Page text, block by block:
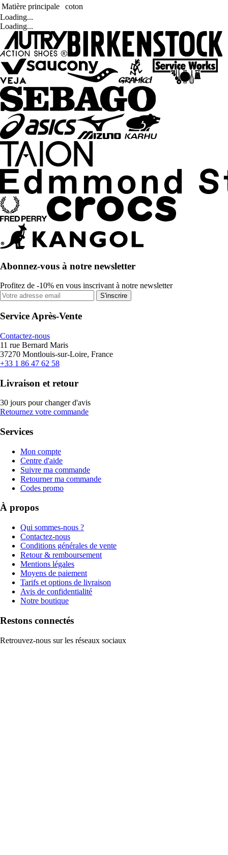
Matière principale
coton
Loading...
Loading...
Abonnez-vous à notre newsletter
Profitez de -10% en vous inscrivant à notre newsletter
S'inscrire
Service Après-Vente
Contactez-nous
11 rue Bernard Maris
37270 Montlouis-sur-Loire, France
+33 1 86 47 62 58
Livraison et retour
30 jours pour changer d'avis
Retournez votre commande
Services
Mon compte
Centre d'aide
Suivre ma commande
Retourner ma commande
Codes promo
À propos
Qui sommes-nous ?
Contactez-nous
Conditions générales de vente
Retour & remboursement
Mentions légales
Moyens de paiement
Tarifs et options de livraison
Avis de confidentialité
Notre boutique
Restons connectés
Retrouvez-nous sur les réseaux sociaux